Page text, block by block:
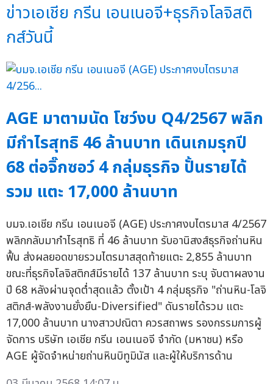
ข่าวเอเชีย กรีน เอนเนอจี+ธุรกิจโลจิสติ
กส์วันนี้
AGE มาตามนัด โชว์งบ Q4/2567 พลิก
มีกำไรสุทธิ 46 ล้านบาท เดินเกมรุกปี
68 ต่อจิ๊กซอว์ 4 กลุ่มธุรกิจ ปั้นรายได้
รวม แตะ 17,000 ล้านบาท
บมจ.เอเชีย กรีน เอนเนอจี (AGE) ประกาศงบไตรมาส 4/2567
พลิกกลับมากำไรสุทธิ ที่ 46 ล้านบาท รับอานิสงส์ธุรกิจถ่านหิน
ฟื้น ส่งผลยอดขายรวมไตรมาสสุดท้ายแตะ 2,855 ล้านบาท
ขณะที่ธุรกิจโลจิสติกส์มีรายได้ 137 ล้านบาท ระบุ จับตาผลงาน
ปี 68 หลังผ่านจุดต่ำสุดแล้ว ตั้งเป้า 4 กลุ่มธุรกิจ "ถ่านหิน-โลจิ
สติกส์-พลังงานยั่งยืน-Diversified" ดันรายได้รวม แตะ
17,000 ล้านบาท นางสาวปณิตา ควรสถาพร รองกรรมการผู้
จัดการ บริษัท เอเชีย กรีน เอนเนอจี จำกัด (มหาชน) หรือ
AGE ผู้จัดจำหน่ายถ่านหินบิทูมินัส และผู้ให้บริการด้าน